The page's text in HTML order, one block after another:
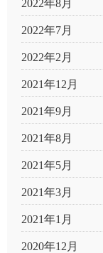
2022年8月
2022年7月
2022年2月
2021年12月
2021年9月
2021年8月
2021年5月
2021年3月
2021年1月
2020年12月